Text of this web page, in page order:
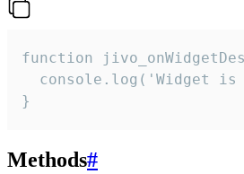
function
console.log('Widget is
}
Methods#